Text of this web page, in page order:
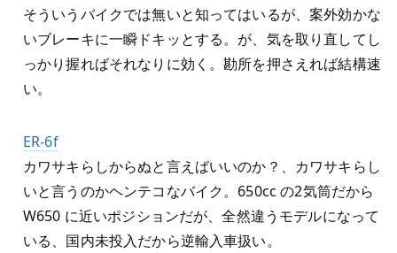
そういうバイクでは無いと知ってはいるが、案外効かな
いブレーキに一瞬ドキッとする。が、気を取り直してし
っかり握ればそれなりに効く。勘所を押さえれば結構速
い。
ER-6f
カワサキらしからぬと言えばいいのか？、カワサキらし
いと言うのかヘンテコなバイク。650cc の2気筒だから
W650 に近いポジションだが、全然違うモデルになって
いる、国内未投入だから逆輸入車扱い。